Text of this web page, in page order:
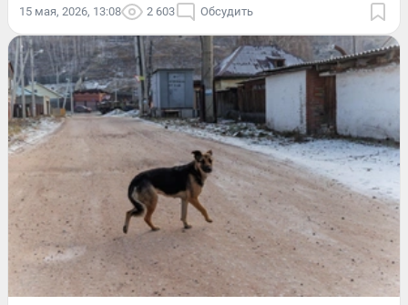
15 мая, 2026, 13:08 2 603 Обсудить